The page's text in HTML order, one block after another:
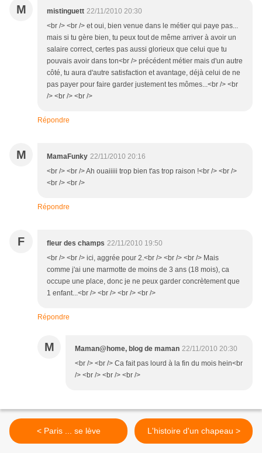
M mistinguett 22/11/2010 20:30
<br /> <br /> et oui, bien venue dans le métier qui paye pas...
mais si tu gère bien, tu peux tout de même arriver à avoir un
salaire correct, certes pas aussi glorieux que celui que tu
pouvais avoir dans ton<br /> précédent métier mais d'un autre
côté, tu aura d'autre satisfaction et avantage, déjà celui de ne
pas payer pour faire garder justement tes mômes...<br /> <br
/> <br /> <br />
Répondre
M MamaFunky 22/11/2010 20:16
<br /> <br /> Ah ouaiiiii trop bien t'as trop raison !<br /> <br />
<br /> <br />
Répondre
F fleur des champs 22/11/2010 19:50
<br /> <br /> ici, aggrée pour 2.<br /> <br /> <br /> Mais
comme j'ai une marmotte de moins de 3 ans (18 mois), ca
occupe une place, donc je ne peux garder concrètement que
1 enfant...<br /> <br /> <br /> <br />
Répondre
M Maman@home, blog de maman 22/11/2010 20:30
<br /> <br /> Ca fait pas lourd à la fin du mois hein<br
/> <br /> <br /> <br />
< Paris ... se lève L'histoire d'un chapeau >